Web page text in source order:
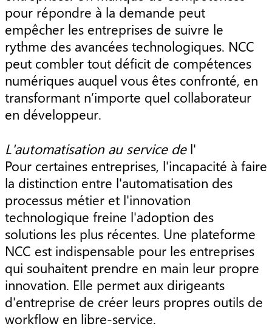
pour répondre à la demande peut
empêcher les entreprises de suivre le
rythme des avancées technologiques. NCC
peut combler tout déficit de compétences
numériques auquel vous êtes confronté, en
transformant n’importe quel collaborateur
en développeur.
L'automatisation au service del'
Pour certaines entreprises, l'incapacité à faire
la distinction entre l'automatisation des
processus métier et l'innovation
technologique freine l'adoption des
solutions les plus récentes. Une plateforme
NCC est indispensable pour les entreprises
qui souhaitent prendre en main leur propre
innovation. Elle permet aux dirigeants
d'entreprise de créer leurs propres outils de
workflow en libre-service.